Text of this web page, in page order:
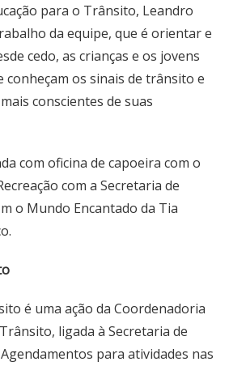
para o Trânsito, Leandro
da equipe, que é orientar e
cedo, as crianças e os jovens
conheçam os sinais de trânsito e
conscientes de suas
com oficina de capoeira com o
com a Secretaria de
o Mundo Encantado da Tia
é uma ação da Coordenadoria
ligada à Secretaria de
para atividades nas